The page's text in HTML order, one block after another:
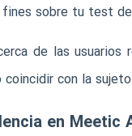
sobre tu test
de las usuarios
con la sujeto
en Meetic